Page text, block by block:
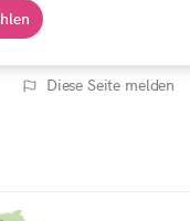
Diese Seite melden